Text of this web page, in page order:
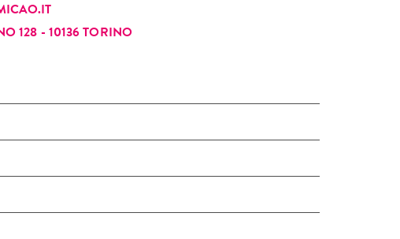
128 - 10136 TORINO